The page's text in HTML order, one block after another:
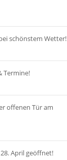
schönstem Wetter!
Termine!
offenen Tür am
April geöffnet!